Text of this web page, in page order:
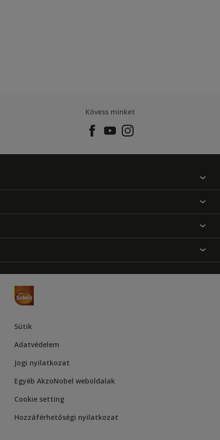
Kövess minket
Üzlet kereső
Inspiráció
Hozzáférhetőség
Dulux
Supralux
Sütik
Adatvédelem
Jogi nyilatkozat
Egyéb AkzoNobel weboldalak
Cookie setting
Hozzáférhetőségi nyilatkozat